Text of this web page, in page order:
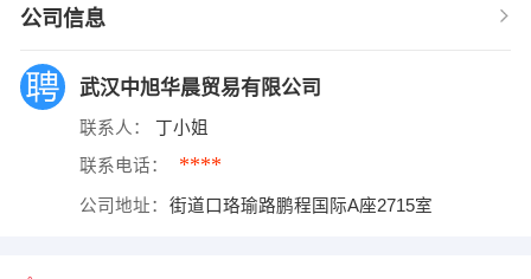
公司信息
武汉中旭华晨贸易有限公司
联系人： 丁小姐
联系电话： ****
公司地址： 街道口珞瑜路鹏程国际A座2715室